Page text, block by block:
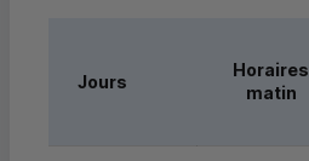
Jours
Horaires
matin